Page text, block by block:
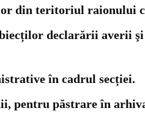
din teritoriul raionului
declarării averii
în cadrul secției.
pentru păstrare în